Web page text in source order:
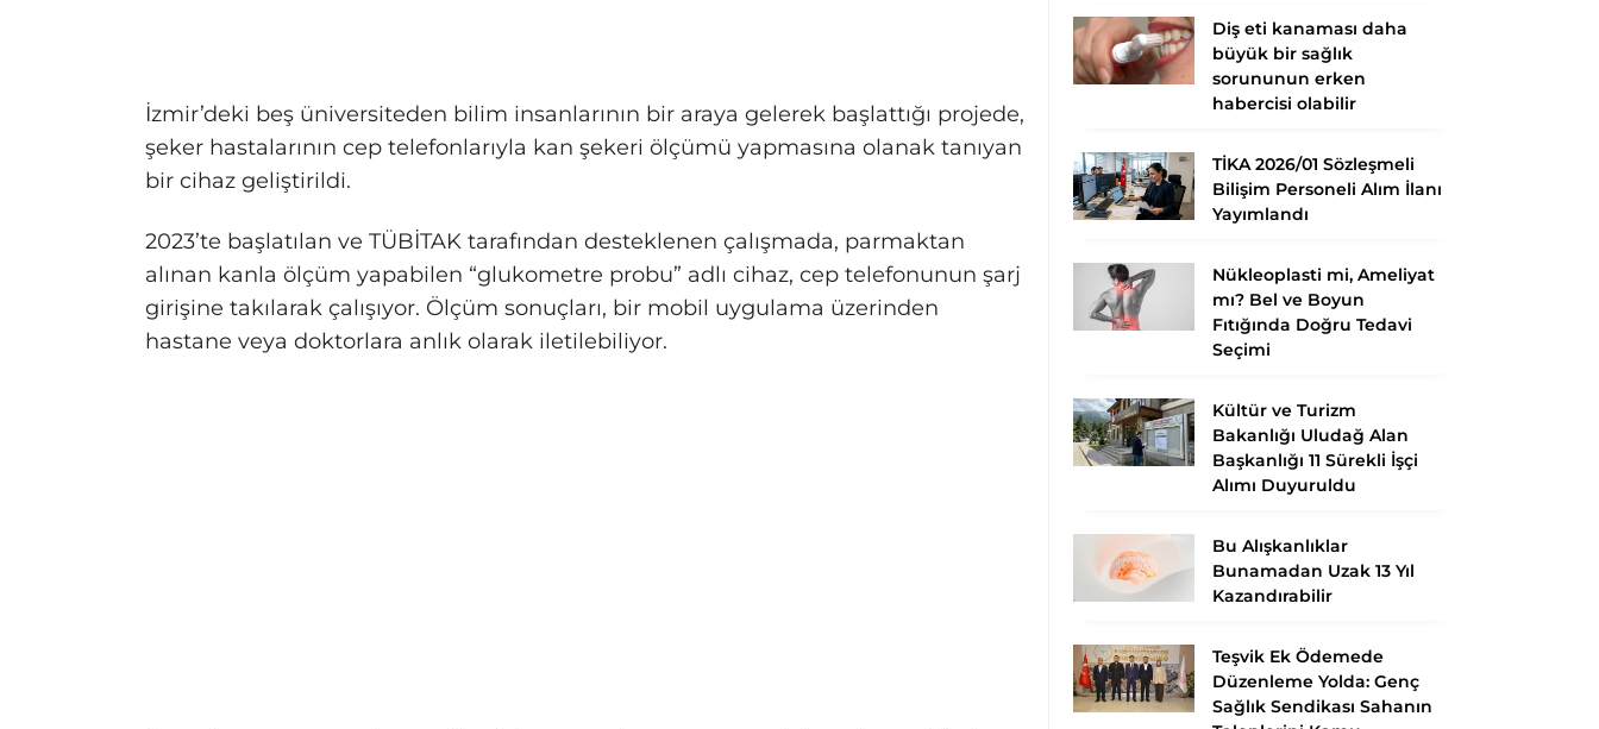
İzmir’deki beş üniversiteden bilim insanlarının bir araya gelerek başlattığı projede,
şeker hastalarının cep telefonlarıyla kan şekeri ölçümü yapmasına olanak tanıyan
bir cihaz geliştirildi.
2023’te başlatılan ve TÜBİTAK tarafından desteklenen çalışmada, parmaktan
alınan kanla ölçüm yapabilen “glukometre probu” adlı cihaz, cep telefonunun şarj
girişine takılarak çalışıyor. Ölçüm sonuçları, bir mobil uygulama üzerinden
hastane veya doktorlara anlık olarak iletilebiliyor.
Diş eti kanaması daha
büyük bir sağlık
sorununun erken
habercisi olabilir
TİKA 2026/01 Sözleşmeli
Bilişim Personeli Alım İlanı
Yayımlandı
Nükleoplasti mi, Ameliyat
mı? Bel ve Boyun
Fıtığında Doğru Tedavi
Seçimi
Kültür ve Turizm
Bakanlığı Uludağ Alan
Başkanlığı 11 Sürekli İşçi
Alımı Duyuruldu
Bu Alışkanlıklar
Bunamadan Uzak 13 Yıl
Kazandırabilir
Teşvik Ek Ödemede
Düzenleme Yolda: Genç
Sağlık Sendikası Sahanın